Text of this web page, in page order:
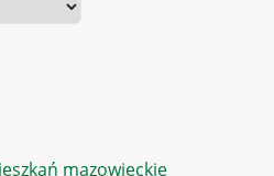
mazowieckie